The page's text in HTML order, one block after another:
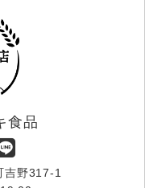
食品
吉野317-1